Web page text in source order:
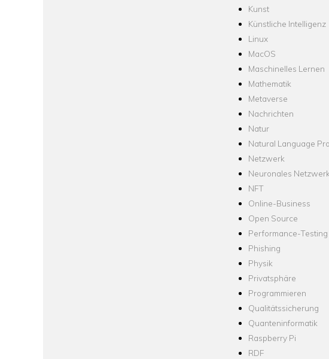
Kunst
Künstliche Intelligenz
Linux
MacOS
Maschinelles Lernen
Mathematik
Metaverse
Nachrichten
Natur
Natural Language
Netzwerk
Neuronales
NFT
Online-Business
Open Source
Performance-Testing
Phishing
Physik
Privatsphäre
Programmieren
Qualitätssicherung
Quanteninformatik
Raspberry Pi
RDF